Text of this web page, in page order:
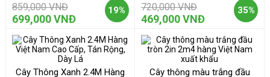
19%
859,000 VNĐ
699,000 VNĐ
35%
720,000 VNĐ
469,000 VNĐ
Cây Thông Xanh 2.4M Hàng
Cây thông màu trắng đầu